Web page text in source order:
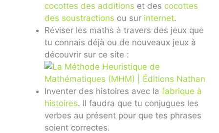
cocottes des additions et des cocottes
des soustractions ou sur internet.
Réviser les maths à travers des jeux que
tu connais déjà ou de nouveaux jeux à
découvrir sur ce site :
Inventer des histoires avec la fabrique à
histoires. Il faudra que tu conjugues les
verbes au présent pour que tes phrases
soient correctes.